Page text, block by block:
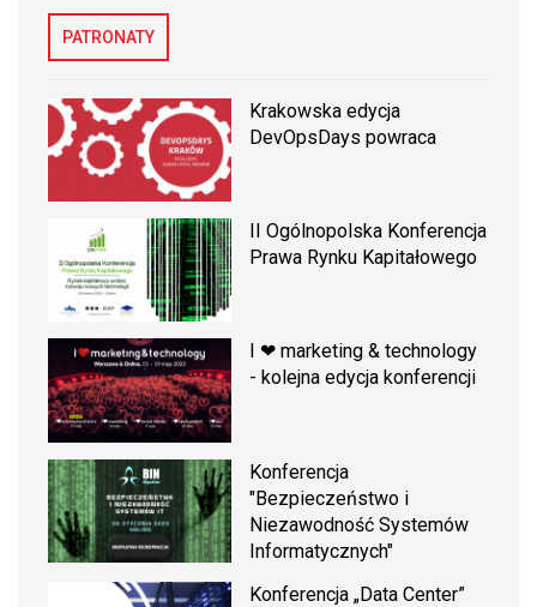
PATRONATY
Krakowska edycja
DevOpsDays powraca
II Ogólnopolska Konferencja
Prawa Rynku Kapitałowego
I ❤ marketing & technology
- kolejna edycja konferencji
Konferencja
"Bezpieczeństwo i
Niezawodność Systemów
Informatycznych"
Konferencja „Data Center”